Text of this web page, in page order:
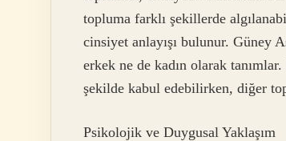
topluma farklı şekillerde
cinsiyet anlayışı bulunur. Güney
erkek ne de kadın olarak
şekilde kabul edebilirken, diğer
Psikolojik ve Duygusal Yaklaşım